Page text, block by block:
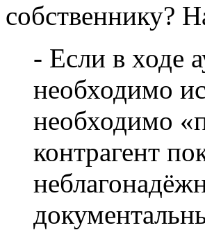
собственнику?
- Если в ходе
необходимо
необходимо
контрагент